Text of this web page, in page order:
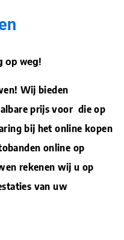
op weg!
Wij bieden
prijs voor die op
bij het online kopen
online op
rekenen wij u op
van uw